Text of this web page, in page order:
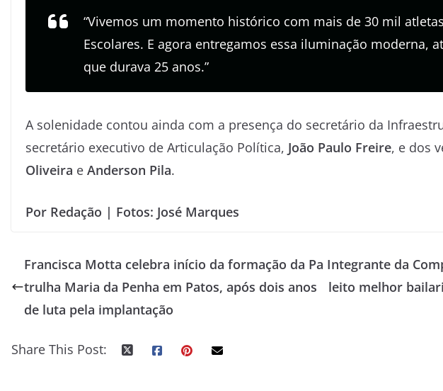
“Vivemos um momento histórico com mais de 30 mil
Escolares. E agora entregamos essa iluminação moderna,
que durava 25 anos.”
A solenidade contou ainda com a presença do secretário da
secretário executivo de Articulação Política, João Paulo Freire, e dos
Oliveira e Anderson Pila.
Por Redação | Fotos: José Marques
Francisca Motta celebra início da formação da Pa
trulha Maria da Penha em Patos, após dois anos
de luta pela implantação
Integrante da
leito melhor
Share This Post: